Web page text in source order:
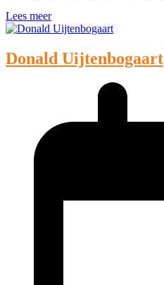
Lees meer
Donald Uijtenbogaart